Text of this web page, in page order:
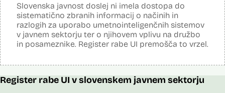
Slovenska javnost doslej ni imela dostopa do
sistematično zbranih informacij o načinih in
razlogih za uporabo umetnointeligenčnih sistemov
v javnem sektorju ter o njihovem vplivu na družbo
in posameznike. Register rabe UI premošča to vrzel.
Register rabe UI v slovenskem javnem sektorju